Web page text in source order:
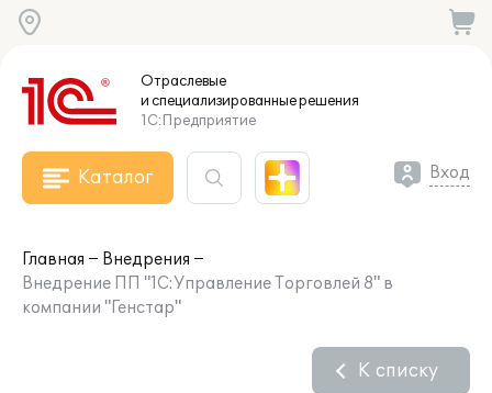
Отраслевые
и специализированныерешения
1С:Предприятие
Каталог Вход
Главная
Внедрения
Внедрение ПП "1С:Управление Торговлей 8" в
компании "Генстар"
К списку